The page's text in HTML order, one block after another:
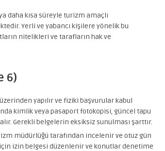
daha kısa süreyle turizm amaçlı
Yerli ve yabancı kişilere yönelik bu
nitelikleri ve tarafların hak ve
6)
yapılır ve fiziki başvurular kabul
kimlik veya pasaport fotokopisi, güncel tapu
Gerekli belgelerin eksiksiz sunulması şarttır.
müdürlüğü tarafından incelenir ve otuz gün
izin belgesi düzenlenir ve konutlar denetime